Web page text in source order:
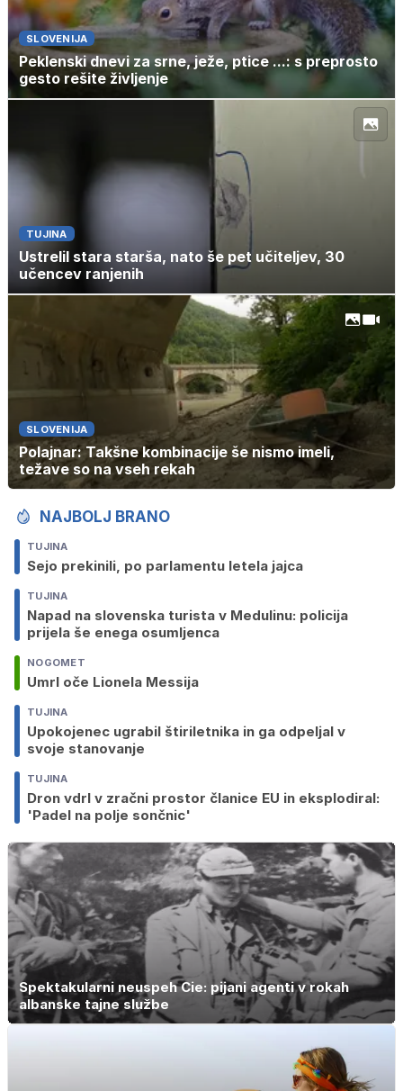
SLOVENIJA
Peklenski dnevi za srne, ježe, ptice ...: s preprosto
gesto rešite življenje
TUJINA
Ustrelil stara starša, nato še pet učiteljev, 30
učencev ranjenih
SLOVENIJA
Polajnar: Takšne kombinacije še nismo imeli,
težave so na vseh rekah
NAJBOLJ BRANO
TUJINA
Sejo prekinili, po parlamentu letela jajca
TUJINA
Napad na slovenska turista v Medulinu: policija
prijela še enega osumljenca
NOGOMET
Umrl oče Lionela Messija
TUJINA
Upokojenec ugrabil štiriletnika in ga odpeljal v
svoje stanovanje
TUJINA
Dron vdrl v zračni prostor članice EU in eksplodiral:
'Padel na polje sončnic'
Spektakularni neuspeh Cie: pijani agenti v rokah
albanske tajne službe